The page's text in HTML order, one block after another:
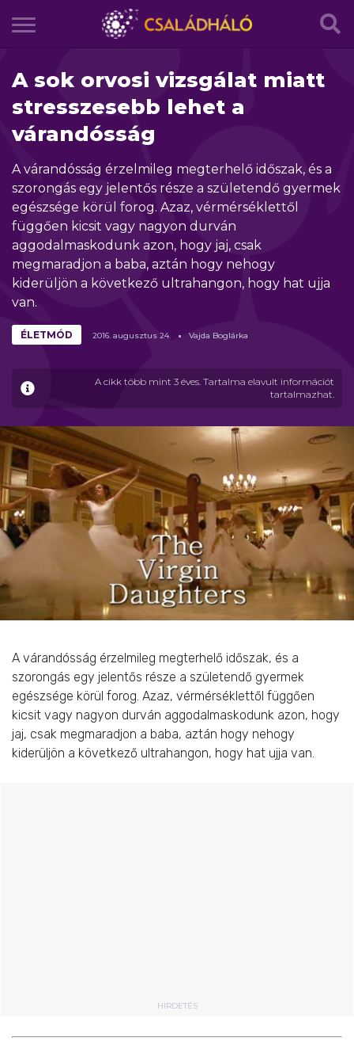
A sok orvosi vizsgálat miatt
stresszesebb lehet a
várandósság
A várandósság érzelmileg megterhelő időszak, és a
szorongás egy jelentős része a születendő gyermek
egészsége körül forog. Azaz, vérmérséklettől
függően kicsit vagy nagyon durván
aggodalmaskodunk azon, hogy jaj, csak
megmaradjon a baba, aztán hogy nehogy
kiderüljön a következő ultrahangon, hogy hat ujja
van.
A cikk több mint 3 éves. Tartalma elavult információt
tartalmazhat.
ÉLETMÓD 2016. augusztus 24. Vajda Boglárka
A várandósság érzelmileg megterhelő időszak, és a
szorongás egy jelentős része a születendő gyermek
egészsége körül forog. Azaz, vérmérséklettől függően
kicsit vagy nagyon durván aggodalmaskodunk azon, hogy
jaj, csak megmaradjon a baba, aztán hogy nehogy
kiderüljön a következő ultrahangon, hogy hat ujja van.
HIRDETÉS